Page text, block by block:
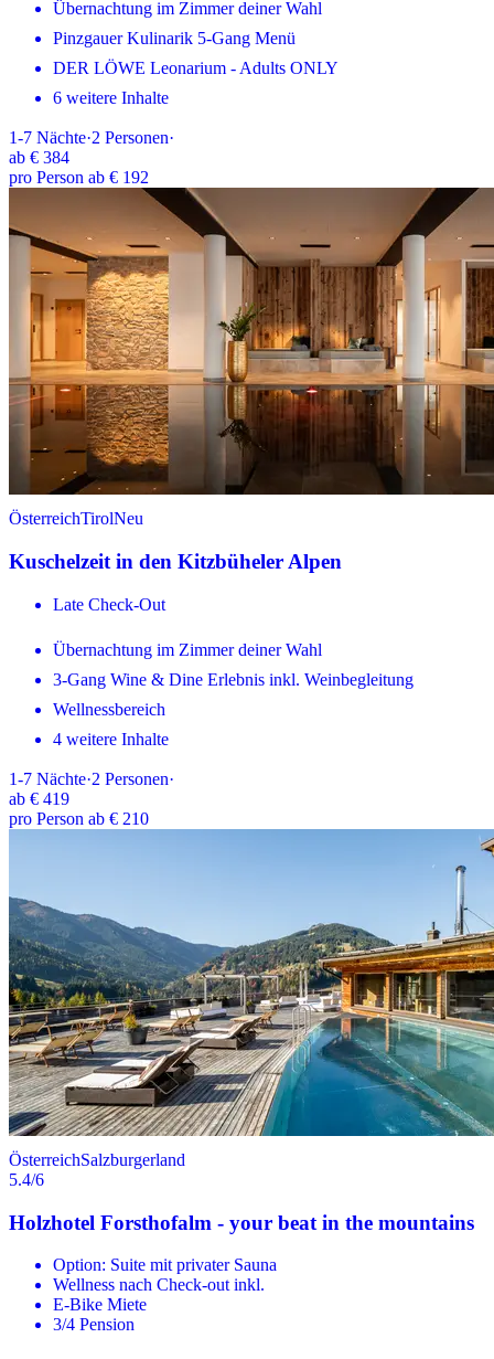
Übernachtung im Zimmer deiner Wahl
Pinzgauer Kulinarik 5-Gang Menü
DER LÖWE Leonarium - Adults ONLY
6 weitere Inhalte
1-7 Nächte·2 Personen·
ab € 384
pro Person ab € 192
ÖsterreichTirolNeu
Kuschelzeit in den Kitzbüheler Alpen
Late Check-Out
Übernachtung im Zimmer deiner Wahl
3-Gang Wine & Dine Erlebnis inkl. Weinbegleitung
Wellnessbereich
4 weitere Inhalte
1-7 Nächte·2 Personen·
ab € 419
pro Person ab € 210
ÖsterreichSalzburgerland
5.4/6
Holzhotel Forsthofalm - your beat in the mountains
Option: Suite mit privater Sauna
Wellness nach Check-out inkl.
E-Bike Miete
3/4 Pension